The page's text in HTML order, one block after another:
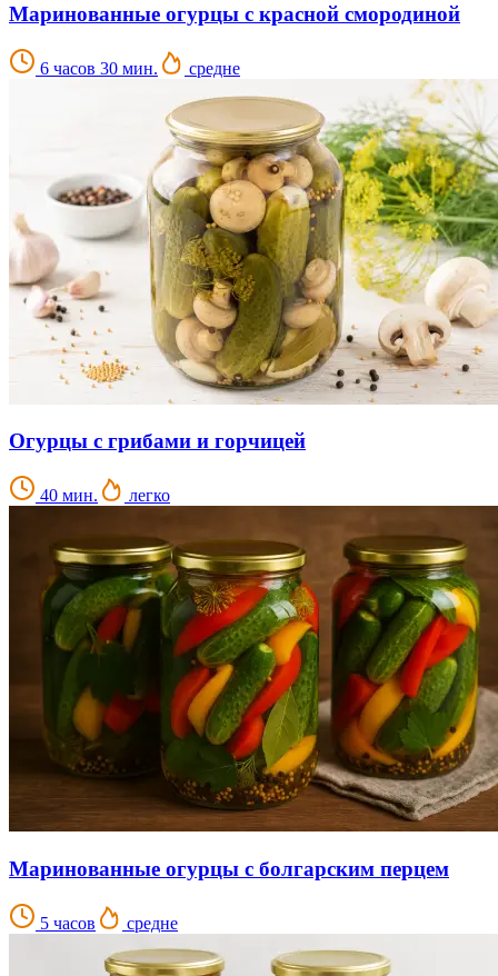
Маринованные огурцы с красной смородиной
6 часов 30 мин. средне
Огурцы с грибами и горчицей
40 мин. легко
Маринованные огурцы с болгарским перцем
5 часов средне